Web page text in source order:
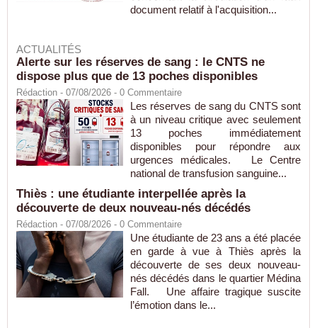
document relatif à l'acquisition...
ACTUALITÉS
Alerte sur les réserves de sang : le CNTS ne
dispose plus que de 13 poches disponibles
Rédaction - 07/08/2026 - 0 Commentaire
Les réserves de sang du CNTS sont
à un niveau critique avec seulement
13 poches immédiatement
disponibles pour répondre aux
urgences médicales. Le Centre
national de transfusion sanguine...
Thiès : une étudiante interpellée après la
découverte de deux nouveau-nés décédés
Rédaction - 07/08/2026 - 0 Commentaire
Une étudiante de 23 ans a été placée
en garde à vue à Thiès après la
découverte de ses deux nouveau-
nés décédés dans le quartier Médina
Fall. Une affaire tragique suscite
l’émotion dans le...